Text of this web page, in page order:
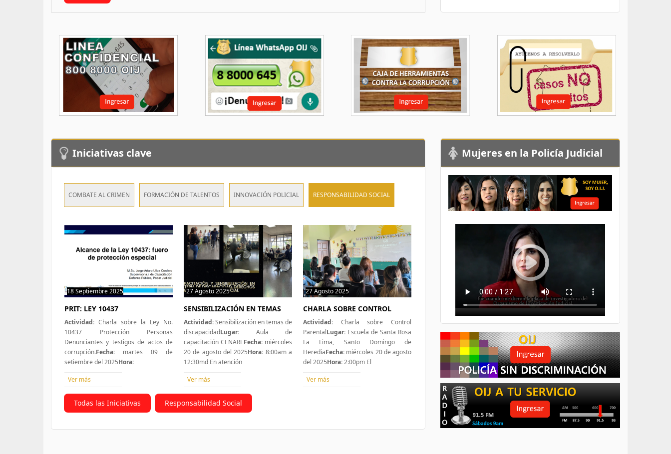
Iniciativas clave
Todas las Iniciativas Responsabilidad Social
COMBATE AL CRIMEN FORMACIÓN DE TALENTOS INNOVACIÓN POLICIAL RESPONSABILIDAD SOCIAL
18 Septiembre 2025 0 hit
PRIT: LEY 10437
Actividad: Charla sobre la Ley No.
10437 Protección Personas
Denunciantes y testigos de actos de
corrupción.Fecha: martes 09 de
setiembre del 2025Hora:
Ver más
27 Agosto 2025 0 hit
SENSIBILIZACIÓN EN TEMAS
Actividad:Sensibilización en temas de
discapacidadLugar: Aula de
capacitación CENAREFecha: miércoles
20 de agosto del 2025Hora: 8:00am a
12:30md En atención
Ver más
27 Agosto 2025 0 hit
CHARLA SOBRE CONTROL
Actividad: Charla sobre Control
ParentalLugar: Escuela de Santa Rosa
La Lima, Santo Domingo de
HerediaFecha: miércoles 20 de agosto
del 2025Hora:2:00pm El
Ver más
Mujeres en la Policía Judicial